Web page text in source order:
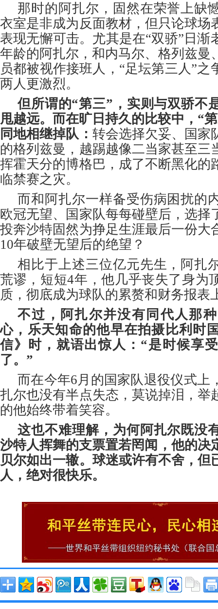
那时的阿扎尔，固然在荣誉上缺
衣室是非成为反面教材，但只论球场
表现无懈可击。尤其是在“双骄”日渐
年龄的阿扎尔，和内马尔、格列兹曼
员都被视作接班人，“足坛第三人”之
两人更激烈。
但所谓的“第三”，实则与双骄不
甩越远。而在旷日持久的比较中，“
同地相继掉队： 转会选择欠妥、国家
的格列兹曼，越踢越像二当家甚至三
挥霍天分的博格巴，成了不断黑化的
临禁赛之灾。
而和阿扎尔一样备受伤病困扰的
欧冠无望、国家队每每碰壁后，选择
投奔沙特固然为挣足生涯最后一份大
10年破壁无望后的绝望？
相比于上述三位亿元先生，阿扎
荒谬，短短4年，他几乎丧失了身为
质，彻底成为球队的累赘和财务报表
不过，阿扎尔并没有同代人那
心，乐天知命的他早在拍摄比利时
信》时，就语出惊人：“是时候享
了。”
而在今年6月的国家队退役仪式上
扎尔也没有半点失态，莫说掉泪，举
的他始终带着笑容。
这也不难理解，为何阿扎尔既没
沙特人挥舞的支票置若罔闻，他的决
贝尔如出一辙。球迷或许有不舍，但
人，绝对很快乐。